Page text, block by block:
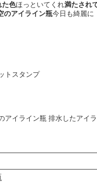
た色ほっといてくれ満たされ
のアイライン瓶今日も綺麗に
トスタンプ
アイライン瓶 排水したアイ